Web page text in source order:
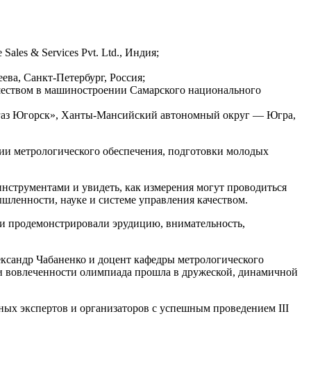
& Services Pvt. Ltd., Индия;
Санкт-Петербург, Россия;
в машиностроении Самарского национального
Югорск», Ханты-Мансийский автономный округ — Югра,
метрологического обеспечения, подготовки молодых
и увидеть, как измерения могут проводиться
науке и системе управления качеством.
эрудицию, внимательность,
Чабаненко и доцент кафедры метрологического
олимпиада прошла в дружеской, динамичной
экспертов и организаторов с успешным проведением III